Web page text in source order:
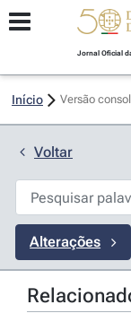
Jornal Oficial
Início Versão
Voltar
Alterações